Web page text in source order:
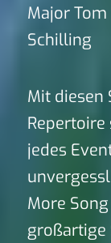
Major
Schilling
Mit diesen
Repertoire
jedes
More
großartige